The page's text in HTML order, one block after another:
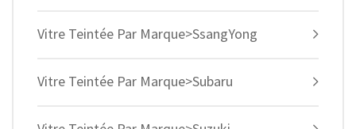
Vitre Teintée Par Marque>SsangYong
Vitre Teintée Par Marque>Subaru